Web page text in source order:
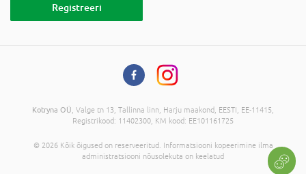
Registreeri
Kotryna OÜ , Valge tn 13, Tallinna linn, Harju maakond, EESTI, EE-11415,
Registrikood: 11402300, KM kood: EE101161725
© 2026 Kõik õigused on reserveeritud. Informatsiooni kopeerimine ilma
administratsiooni nõusolekuta on keelatud